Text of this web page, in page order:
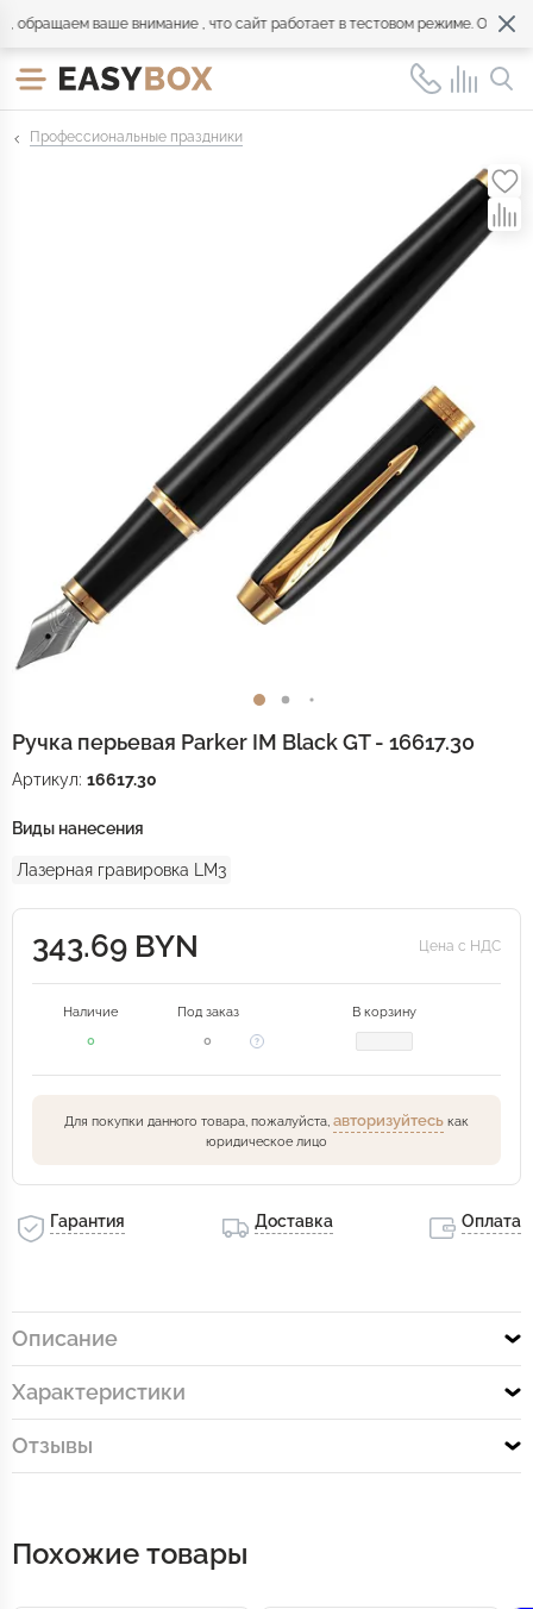
ваше внимание , что сайт работает в тестовом режиме.
Профессиональные праздники
Ручка перьевая Parker IM Black GT - 16617.30
Артикул: 16617.30
Виды нанесения
Лазерная гравировка LM3
343.69 BYN Цена с НДС
Наличие Под заказ
В корзину
0
0
Для покупки данного товара, пожалуйста, авторизуйтесь как
юридическое лицо
Гарантия Доставка Оплата
Описание
Характеристики
Отзывы
Похожие товары